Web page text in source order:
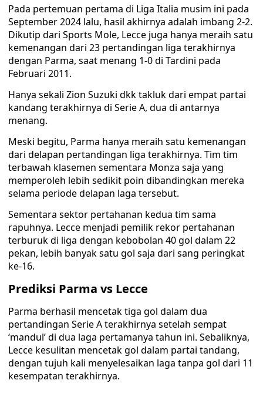
Pada pertemuan pertama di Liga Italia musim ini pada
September 2024 lalu, hasil akhirnya adalah imbang 2-2.
Dikutip dari Sports Mole, Lecce juga hanya meraih satu
kemenangan dari 23 pertandingan liga terakhirnya
dengan Parma, saat menang 1-0 di Tardini pada
Februari 2011.
Hanya sekali Zion Suzuki dkk takluk dari empat partai
kandang terakhirnya di Serie A, dua di antarnya
menang.
Meski begitu, Parma hanya meraih satu kemenangan
dari delapan pertandingan liga terakhirnya. Tim tim
terbawah klasemen sementara Monza saja yang
memperoleh lebih sedikit poin dibandingkan mereka
selama periode delapan laga tersebut.
Sementara sektor pertahanan kedua tim sama
rapuhnya. Lecce menjadi pemilik rekor pertahanan
terburuk di liga dengan kebobolan 40 gol dalam 22
pekan, lebih banyak satu gol saja dari sang peringkat
ke-16.
Prediksi Parma vs Lecce
Parma berhasil mencetak tiga gol dalam dua
pertandingan Serie A terakhirnya setelah sempat
‘mandul’ di dua laga pertamanya tahun ini. Sebaliknya,
Lecce kesulitan mencetak gol dalam partai tandang,
dengan tujuh kali menyelesaikan laga tanpa gol dari 11
kesempatan terakhirnya.